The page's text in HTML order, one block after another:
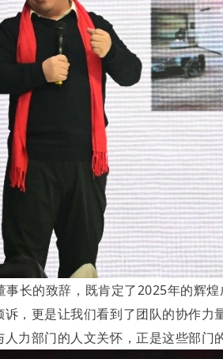
的致辞，既肯定了2025年的辉煌
诉，更是让我们看到了团队的协作
力部门的人文关怀，正是这些部